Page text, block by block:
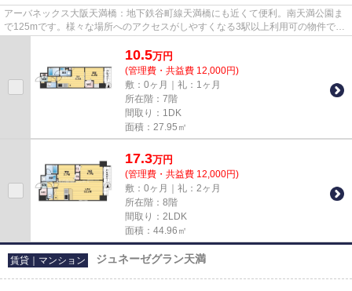
アーバネックス大阪天満橋：地下鉄谷町線天満橋にも近くて便利。南天満公園ま
で125mです。様々な場所へのアクセスがしやすくなる3駅以上利用可の物件で
10.5万円
(管理費・共益費 12,000円)
敷：0ヶ月｜礼：1ヶ月
所在階：7階
間取り：1DK
面積：27.95㎡
17.3万円
(管理費・共益費 12,000円)
敷：0ヶ月｜礼：2ヶ月
所在階：8階
間取り：2LDK
面積：44.96㎡
賃貸｜マンション ジュネーゼグラン天満